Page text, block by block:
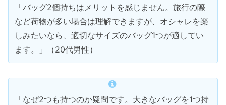
「バッグ2個持ちはメリットを感じません。旅行の際
など荷物が多い場合は理解できますが、オシャレを楽
しみたいなら、適切なサイズのバッグ1つが適してい
ます。」（20代男性）
「なぜ2つも持つのか疑問です。大きなバッグを1つ持